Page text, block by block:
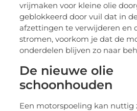
vrijmaken voor kleine olie
geblokkeerd door vuil dat in
afzettingen te verwijderen en
stromen, voorkom je dat de
onderdelen blijven zo naar
De nieuwe olie
schoonhouden
Een motorspoeling kan nuttig